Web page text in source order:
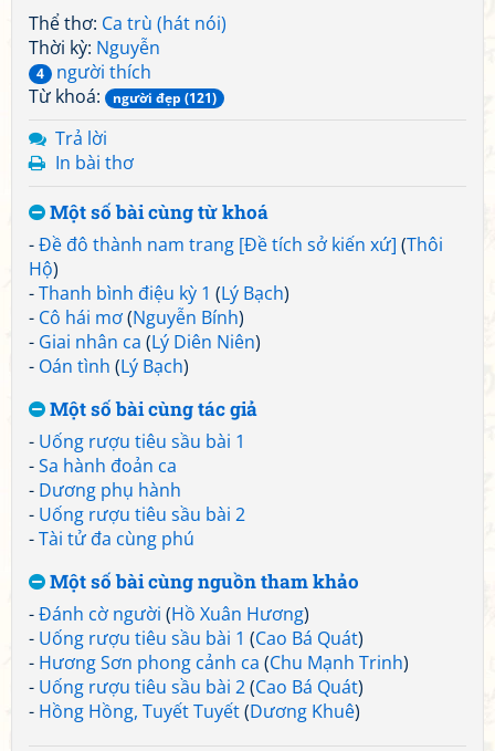
Thể thơ: Ca trù (hát nói)
Thời kỳ: Nguyễn
4
người thích
Từ khoá:
người đẹp (121)
Trả lời
In bài thơ
Một số bài cùng từ khoá
-Đề đô thành nam trang [Đề tích sở kiến xứ] (Thôi
Hộ)
-Thanh bình điệu kỳ 1 (Lý Bạch)
- Cô hái mơ(Nguyễn Bính)
- Giai nhân ca (Lý Diên Niên)
- Oán tình (Lý Bạch)
Một số bài cùng tác giả
- Uống rượu tiêu sầu bài 1
-Sa hành đoản ca
- Dương phụ hành
- Uống rượu tiêu sầu bài 2
-Tài tử đa cùng phú
Một số bài cùng nguồn tham khảo
-Đánh cờ người (Hồ Xuân Hương)
- Uống rượu tiêu sầu bài 1 (Cao Bá Quát)
- Hương Sơn phong cảnh ca (Chu Mạnh Trinh)
- Uống rượu tiêu sầu bài 2(Cao Bá Quát)
- Hồng Hồng, Tuyết Tuyết(Dương Khuê)